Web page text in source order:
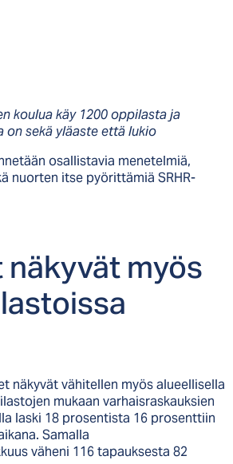
koulua käy 1200 oppilasta ja
on sekä yläaste että lukio
osallistavia menetelmiä,
nuorten itse pyörittämiä SRHR-
myös
näkyvät vähitellen myös alueellisella
mukaan varhaisraskauksien
laski 18 prosentista 16 prosenttiin
Samalla
väheni 116 tapauksesta 82